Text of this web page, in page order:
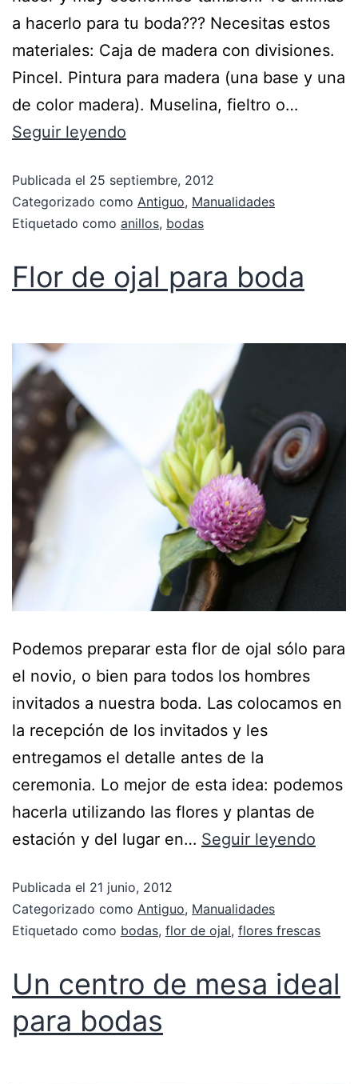
a hacerlo para tu boda??? Necesitas estos
materiales: Caja de madera con divisiones.
Pincel. Pintura para madera (una base y una
de color madera). Muselina, fieltro o…
Seguir leyendo
Publicada el 25 septiembre, 2012
Categorizado como Antiguo, Manualidades
Etiquetado como anillos, bodas
Flor de ojal para boda
Podemos preparar esta flor de ojal sólo para
el novio, o bien para todos los hombres
invitados a nuestra boda. Las colocamos en
la recepción de los invitados y les
entregamos el detalle antes de la
ceremonia. Lo mejor de esta idea: podemos
hacerla utilizando las flores y plantas de
estación y del lugar en… Seguir leyendo
Publicada el 21 junio, 2012
Categorizado como Antiguo, Manualidades
Etiquetado como bodas, flor de ojal, flores frescas
Un centro de mesa ideal
para bodas